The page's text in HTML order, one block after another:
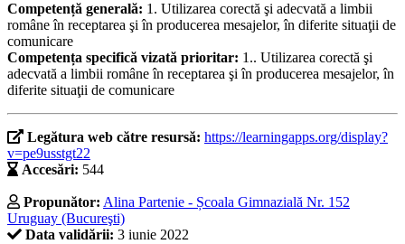
Competență generală: 1. Utilizarea corectă şi adecvată a limbii
române în receptarea şi în producerea mesajelor, în diferite situaţii de
comunicare
Competența specifică vizată prioritar: 1.. Utilizarea corectă şi
adecvată a limbii române în receptarea şi în producerea mesajelor, în
diferite situaţii de comunicare
Legătura web către resursă: https://learningapps.org/display?
v=pe9usstgt22
Accesări: 544
Propunător: Alina Partenie - Școala Gimnazială Nr. 152
Uruguay (Bucureşti)
Data validării: 3 iunie 2022